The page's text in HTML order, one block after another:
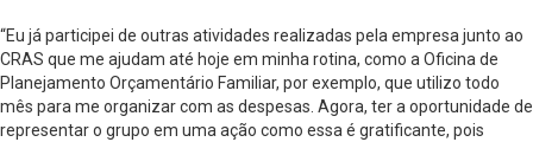
“Eu já participei de outras atividades realizadas pela empresa junto ao
CRAS que me ajudam até hoje em minha rotina, como a Oficina de
Planejamento Orçamentário Familiar, por exemplo, que utilizo todo
mês para me organizar com as despesas. Agora, ter a oportunidade de
representar o grupo em uma ação como essa é gratificante, pois